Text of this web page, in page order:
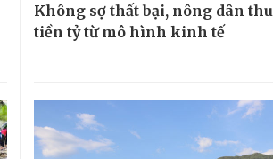
Không sợ thất bại, nông dân thu
tiền tỷ từ mô hình kinh tế